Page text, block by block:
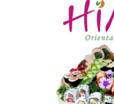
Contactos
CVBALEIRAS -
Rua Eurico Salles
6000-226 CASTELO
Telf. 927471197